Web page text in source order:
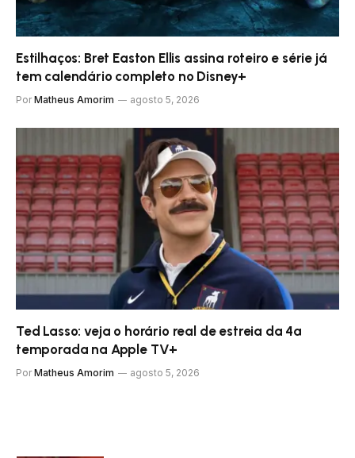
Estilhaços: Bret Easton Ellis assina roteiro e série já
tem calendário completo no Disney+
Por Matheus Amorim agosto 5, 2026
Ted Lasso: veja o horário real de estreia da 4ª
temporada na Apple TV+
Por Matheus Amorim agosto 5, 2026